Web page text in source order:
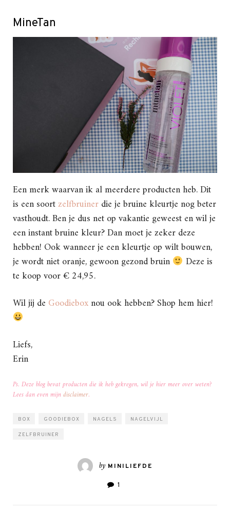
MineTan
Een merk waarvan ik al meerdere producten heb. Dit
is een soortzelfbruinerdie je bruine kleurtje nog beter
vasthoudt. Ben je dus net op vakantie geweest en wil je
een instant bruine kleur? Dan moet je zeker deze
hebben! Ook wanneer je een kleurtje op wilt bouwen,
je wordt niet oranje, gewoon gezond bruin
Deze is
te koop voor € 24,95.
Wil jij de Goodieboxnou ook hebben? Shop hem hier!
Liefs,
Erin
Ps. Deze blog bevat producten die ik heb gekregen, wil je hier meer over weten?
Lees dan even mijndisclaimer.
BOX GOODIEBOX NAGELS NAGELVIJL
ZELFBRUINER
by MINILIEFDE
1